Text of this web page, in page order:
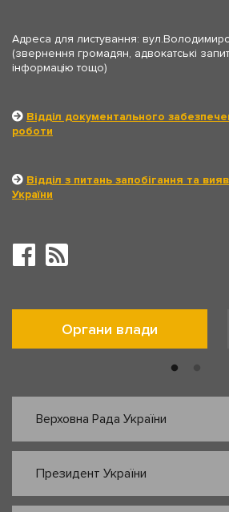
Адреса для листування:
(звернення громадян, адвокатські
інформацію тощо)
Відділ документального
роботи
Відділ з питань запобігання та
України
Органи влади
Верховна Рада України
Президент України